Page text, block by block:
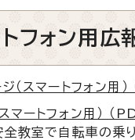
フォン用広
（スマートフォン用
マートフォン用）
全教室で自転車の乗